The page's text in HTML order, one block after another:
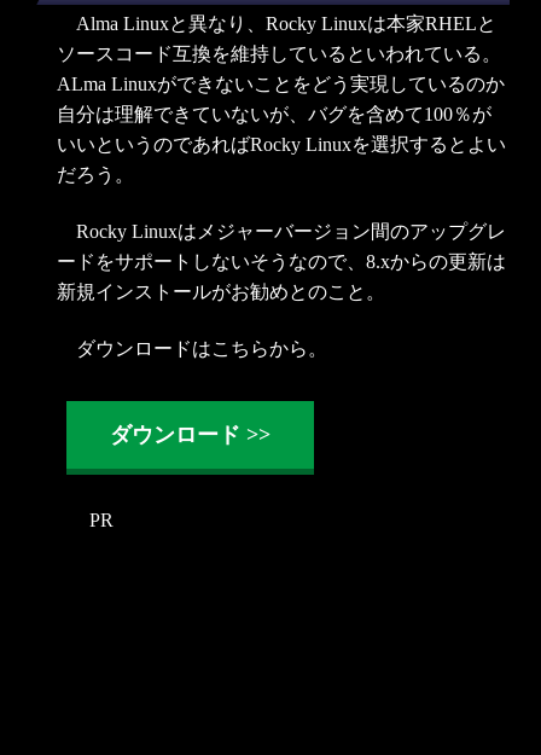
Alma Linuxと異なり、Rocky Linuxは本家RHELと
ソースコード互換を維持しているといわれている。
ALma Linuxができないことをどう実現しているのか
自分は理解できていないが、バグを含めて100％が
いいというのであればRocky Linuxを選択するとよい
だろう。
Rocky Linuxはメジャーバージョン間のアップグレ
ードをサポートしないそうなので、8.xからの更新は
新規インストールがお勧めとのこと。
ダウンロードはこちらから。
ダウンロード
PR